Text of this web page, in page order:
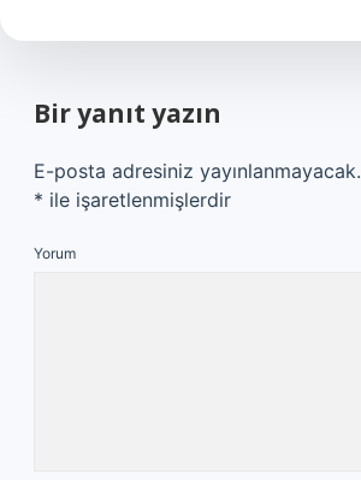
Bir yanıt yazın
E-posta adresiniz yayınlanmayacak.
* ile işaretlenmişlerdir
Yorum